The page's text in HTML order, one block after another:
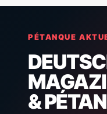
PÉTANQUE
&